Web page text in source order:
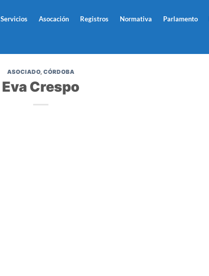
Servicios Asocación Registros Normativa Parlamento
ASOCIADO,CÓRDOBA
Eva Crespo